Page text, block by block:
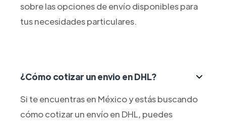
sobre las opciones de envío disponibles para
tus necesidades particulares.
¿Cómo cotizar un envio en DHL?
Si te encuentras en México y estás buscando
cómo cotizar un envío en DHL, puedes